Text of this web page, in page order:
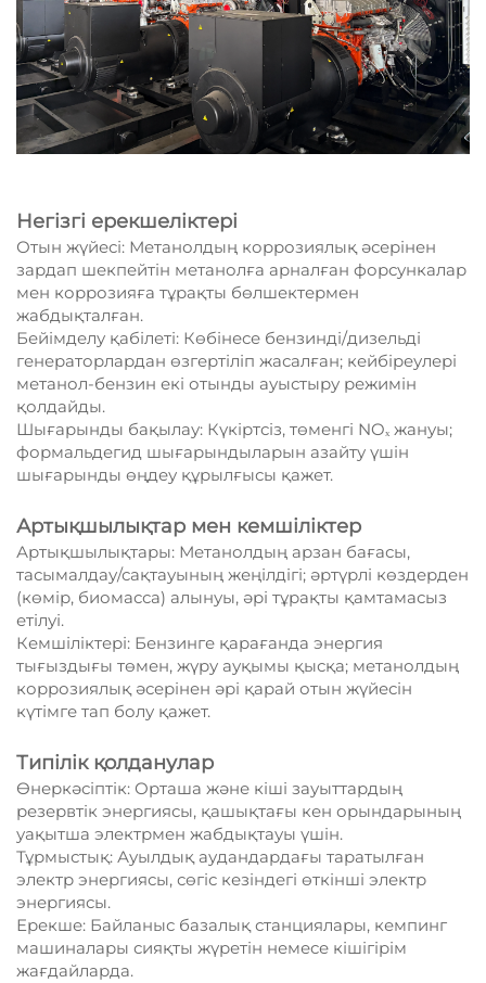
Негізгі ерекшеліктері
Отын жүйесі: Метанолдың коррозиялық әсерінен
зардап шекпейтін метанолға арналған форсункалар
мен коррозияға тұрақты бөлшектермен
жабдықталған.
Бейімделу қабілеті: Көбінесе бензинді/дизельді
генераторлардан өзгертіліп жасалған; кейбіреулері
метанол-бензин екі отынды ауыстыру режимін
қолдайды.
Шығарынды бақылау: Күкіртсіз, төменгі NOₓ жануы;
формальдегид шығарындыларын азайту үшін
шығарынды өңдеу құрылғысы қажет.
Артықшылықтар мен кемшіліктер
Артықшылықтары: Метанолдың арзан бағасы,
тасымалдау/сақтауының жеңілдігі; әртүрлі көздерден
(көмір, биомасса) алынуы, әрі тұрақты қамтамасыз
етілуі.
Кемшіліктері: Бензинге қарағанда энергия
тығыздығы төмен, жүру ауқымы қысқа; метанолдың
коррозиялық әсерінен әрі қарай отын жүйесін
күтімге тап болу қажет.
Типілік қолданулар
Өнеркәсіптік: Орташа және кіші зауыттардың
резервтік энергиясы, қашықтағы кен орындарының
уақытша электрмен жабдықтауы үшін.
Тұрмыстық: Ауылдық аудандардағы таратылған
электр энергиясы, сөгіс кезіндегі өткінші электр
энергиясы.
Ерекше: Байланыс базалық станциялары, кемпинг
машиналары сияқты жүретін немесе кішігірім
жағдайларда.